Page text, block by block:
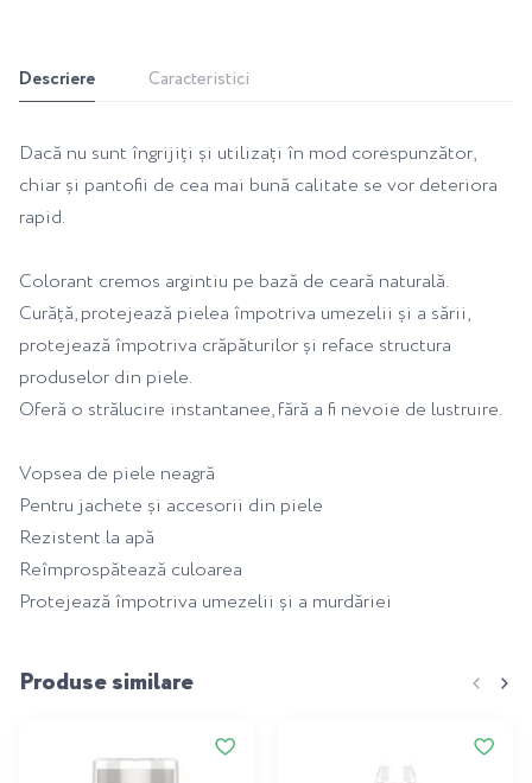
Descriere Caracteristici
Dacă nu sunt îngrijiți și utilizați în mod corespunzător,
chiar și pantofii de cea mai bună calitate se vor deteriora
rapid.
Colorant cremos argintiu pe bază de ceară naturală.
Curăță, protejează pielea împotriva umezelii și a sării,
protejează împotriva crăpăturilor și reface structura
produselor din piele.
Oferă o strălucire instantanee, fără a fi nevoie de lustruire.
Vopsea de piele neagră
Pentru jachete și accesorii din piele
Rezistent la apă
Reîmprospătează culoarea
Protejează împotriva umezelii și a murdăriei
Produse similare